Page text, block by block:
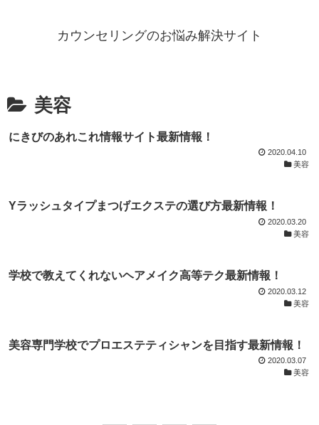
カウンセリングのお悩み解決サイト
美容
にきびのあれこれ情報サイト最新情報！
2020.04.10
美容
Yラッシュタイプまつげエクステの選び方最新情報！
2020.03.20
美容
学校で教えてくれないヘアメイク高等テク最新情報！
2020.03.12
美容
美容専門学校でプロエステティシャンを目指す最新情報！
2020.03.07
美容